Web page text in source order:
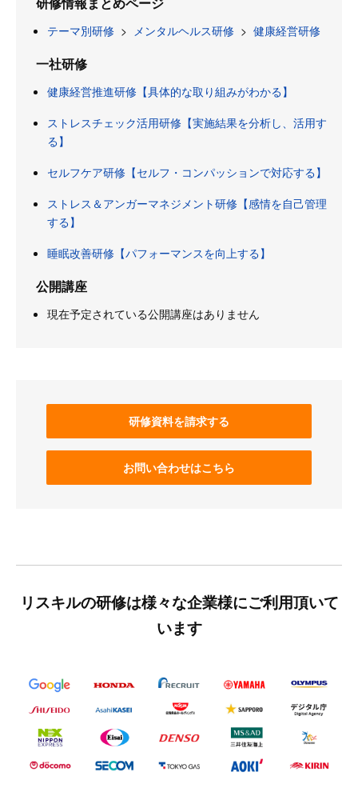
テーマ別研修 > メンタルヘルス研修 > 健康経営研修
一社研修
健康経営推進研修【具体的な取り組みがわかる】
ストレスチェック活用研修【実施結果を分析し、活用す
る】
セルフケア研修【セルフ・コンパッションで対応する】
ストレス＆アンガーマネジメント研修【感情を自己管理
する】
睡眠改善研修【パフォーマンスを向上する】
公開講座
現在予定されている公開講座はありません
研修資料を請求する
お問い合わせはこちら
リスキルの研修は様々な企業様にご利用頂いて
います